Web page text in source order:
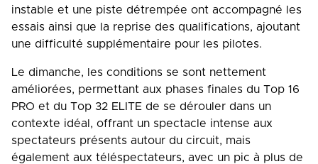
instable et une piste détrempée ont accompagné les
essais ainsi que la reprise des qualifications, ajoutant
une difficulté supplémentaire pour les pilotes.
Le dimanche, les conditions se sont nettement
améliorées, permettant aux phases finales du Top 16
PRO et du Top 32 ELITE de se dérouler dans un
contexte idéal, offrant un spectacle intense aux
spectateurs présents autour du circuit, mais
également aux téléspectateurs, avec un pic à plus de